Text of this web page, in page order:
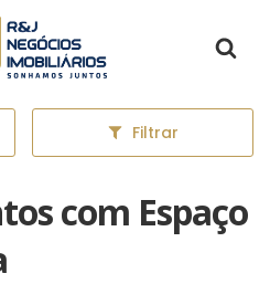
inicial
Filtrar
com Espaço